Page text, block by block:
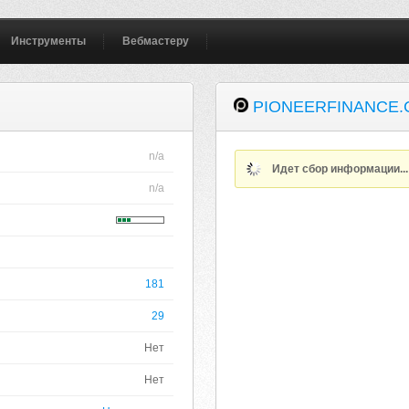
Инструменты Вебмастеру
n/a
n/a
181
29
Нет
Нет
Идет сбор